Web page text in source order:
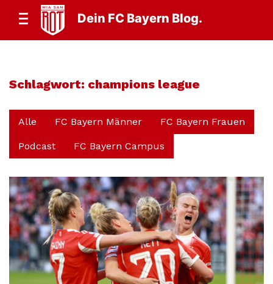
Dein FC Bayern Blog.
Schlagwort: champions league
Alle FC Bayern Männer FC Bayern Frauen
Podcast FC Bayern Campus